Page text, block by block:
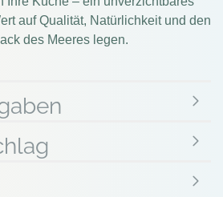
auf Qualität, Natürlichkeit und den
des Meeres legen.